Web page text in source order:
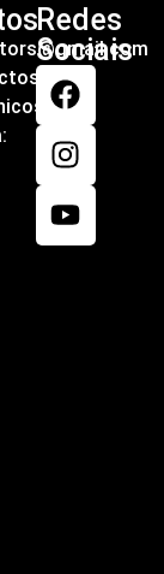
Redes
Sociais